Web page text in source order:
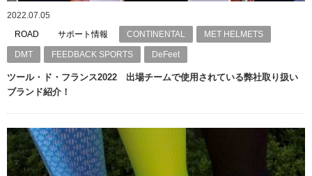
2022.07.05
ROAD
サポート情報 CONTINENTAL MET HELMETS
DMT FEEDBACK SPORTS DeFeet
ツール・ド・フランス2022 出場チームで使用されている弊社取り扱い
ブランド紹介！